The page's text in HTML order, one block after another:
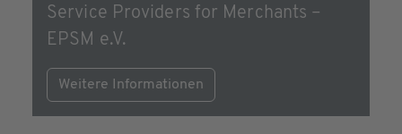
Service Providers for Merchants –
EPSM e.V.
Weitere Informationen